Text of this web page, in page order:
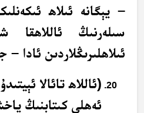
– يېگانە ئىلاھ
سىلەرنىڭ ئاللاھقا
ئىلاھلىرىڭلاردىن ئادا
(ئاللاھ تائالا
ئەھلى كىتابنىڭ